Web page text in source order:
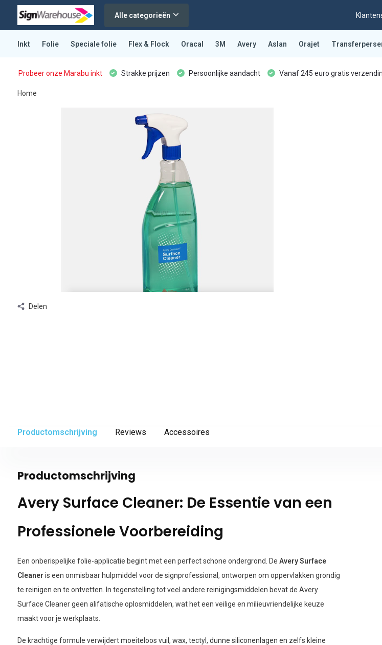
Alle categorieën
Inkt Folie Speciale folie Flex & Flock Oracal 3M Avery Aslan Orajet
Probeer onze Marabu inkt Strakke prijzen Persoonlijke aandacht Vanaf 245 euro gratis
Home
Delen
Productomschrijving Reviews Accessoires
Productomschrijving
Avery Surface Cleaner: De Essentie van een
Professionele Voorbereiding
Een onberispelijke folie-applicatie begint met een perfect schone ondergrond. De Avery Surface
Cleaner is een onmisbaar hulpmiddel voor de signprofessional, ontworpen om oppervlakken grondig
te reinigen en te ontvetten. In tegenstelling tot veel andere reinigingsmiddelen bevat de Avery
Surface Cleaner geen alifatische oplosmiddelen, wat het een veilige en milieuvriendelijke keuze
maakt voor je werkplaats.
De krachtige formule verwijdert moeiteloos vuil, wax, tectyl, dunne siliconenlagen en zelfs kleine